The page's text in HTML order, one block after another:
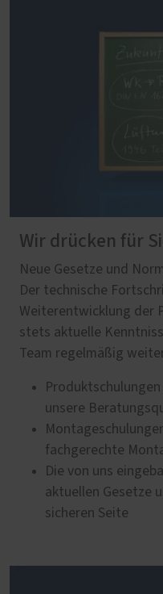
Wir drücken für
Neue Gesetze und
Der technische
Weiterentwicklung der
stets aktuelle
Team regelmäßig
unsere
fachgerechte
Die von uns
aktuellen Gesetze
sicheren Seite